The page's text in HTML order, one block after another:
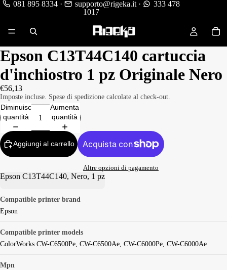
081 895 8334· supporto@rigeka.it ·
333 478
1017
Epson C13T44C140 cartuccia
d'inchiostro 1 pz Originale Nero
€56,13
Imposte incluse. Spese di spedizione calcolate al check-out.
Diminuisci
quantità
Aumenta
quantità
Aggiungi al carrello
Altre opzioni di pagamento
Epson C13T44C140, Nero, 1 pz
Compatible printer brand
Epson
Compatible printer models
ColorWorks CW-C6500Pe, CW-C6500Ae, CW-C6000Pe, CW-C6000Ae
Mpn